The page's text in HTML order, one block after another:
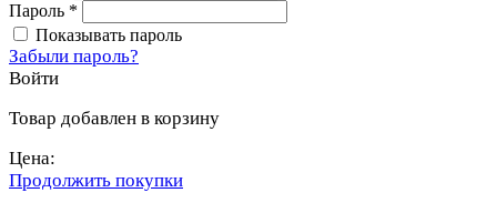
Пароль *
Показывать пароль
Забыли пароль?
Войти
Товар добавлен в корзину
Цена:
Продолжить покупки